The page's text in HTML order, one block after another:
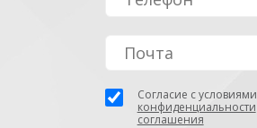
Согласие с условиями
конфиденциальности
соглашения